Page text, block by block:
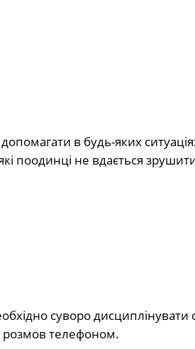
в будь-яких
поодинці не вдається
суворо дисциплінувати
розмов телефоном.